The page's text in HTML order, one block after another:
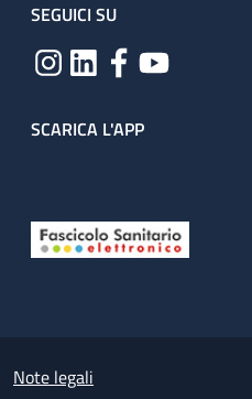
SEGUICI SU
SCARICA L'APP
Small prints
Note legali